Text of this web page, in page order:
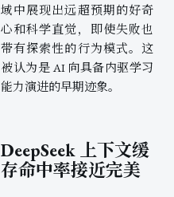
域中展现出远超预期的好奇
心和科学直觉，即使失败也
带有探索性的行为模式。这
被认为是 AI 向具备内驱学习
能力演进的早期迹象。
DeepSeek 上下文缓
存命中率接近完美